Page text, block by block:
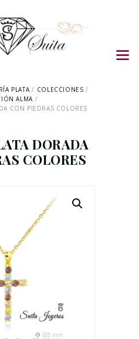
PLATA
COLECCIONES
ALMA
CON PIEDRAS COLORES
DORADA
COLORES